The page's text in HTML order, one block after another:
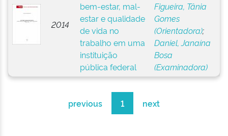
2014
bem-estar, mal-
estar e qualidade
de vida no
trabalho em uma
instituição
pública federal
Figueira, Tânia
Gomes
(Orientadora);
Daniel, Janaína
Bosa
(Examinadora)
previous 1 next